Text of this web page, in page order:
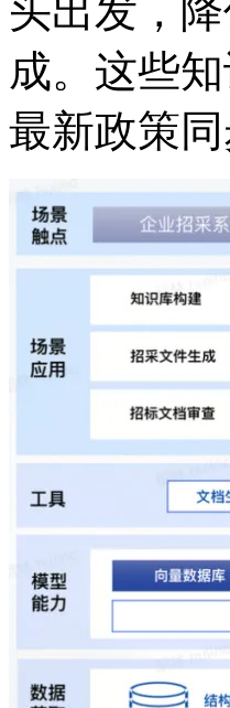
头出发
成。这些知
最新政策同